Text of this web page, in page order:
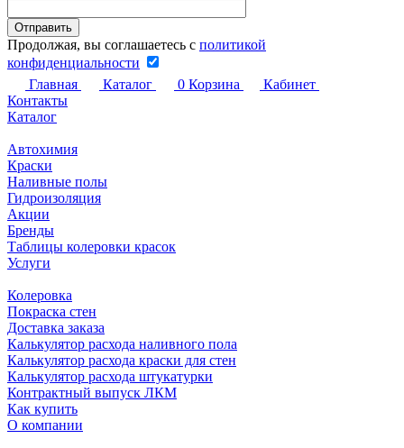
Продолжая, вы соглашаетесь с политикой
конфиденциальности
Главная
Каталог 0 Корзина
Кабинет
Контакты
Каталог
Автохимия
Краски
Наливные полы
Гидроизоляция
Акции
Бренды
Таблицы колеровки красок
Услуги
Колеровка
Покраска стен
Доставка заказа
Калькулятор расхода наливного пола
Калькулятор расхода краски для стен
Калькулятор расхода штукатурки
Контрактный выпуск ЛКМ
Как купить
О компании